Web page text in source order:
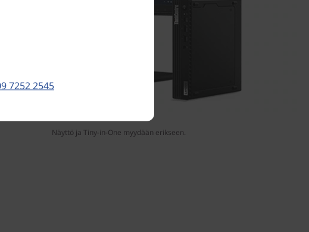
Näyttö ja Tiny-in-One myydään erikseen.
7252 2545